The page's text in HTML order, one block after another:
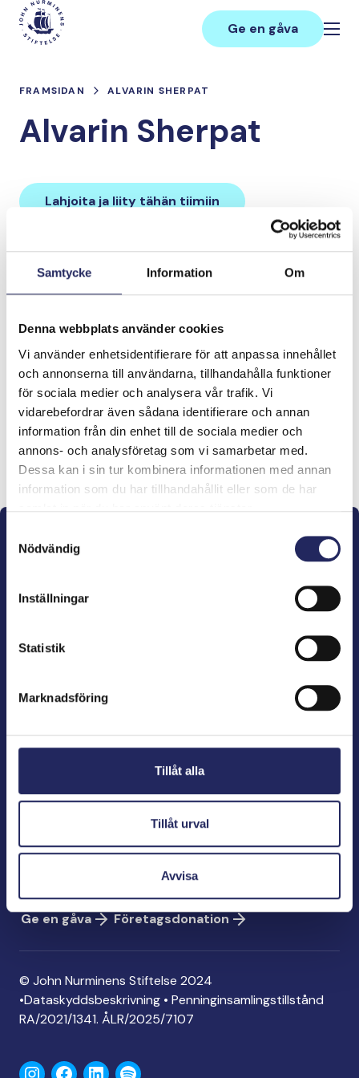
Samtycke Information Om
Denna webbplats använder cookies
Vi använder enhetsidentifierare för att anpassa innehållet
och annonserna till användarna, tillhandahålla funktioner
för sociala medier och analysera vår trafik. Vi
vidarebefordrar även sådana identifierare och annan
information från din enhet till de sociala medier och
annons- och analysföretag som vi samarbetar med.
Dessa kan i sin tur kombinera informationen med annan
information som du har tillhandahållit eller som de har
Nödvändig
Inställningar
Statistik
Marknadsföring
Tillåt alla
Tillåt urval
Avvisa
Hoppa
innehåll
Main
Ge en gåva
FRAMSIDAN ALVARIN SHERPAT
Alvarin Sherpat
Lahjoita ja liity tähän tiimiin
Tiimin lahjoitukset yhteensä:
Tiimille tehdyt
lahjoitukset
Lahjoita ja liity tähän tiimiin
kulturens väktare och utgivare av marin litteratur.
Bölegatan 2
00240 Helsingfors
Kontaktinformation
Ge en gåva
Ge en gåva
Företagsdonation
© John Nurminens Stiftelse 2024
•Dataskyddsbeskrivning • Penninginsamlingstillstånd
RA/2021/1341. ÅLR/2025/7107